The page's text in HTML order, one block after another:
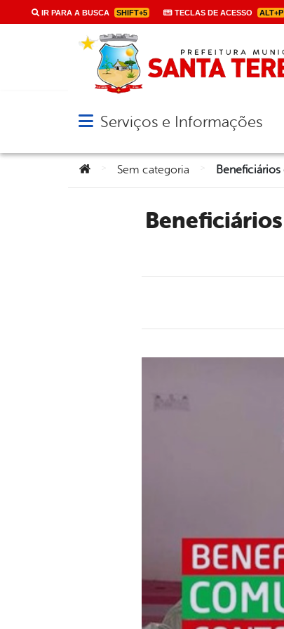
IR PARA A BUSCA SHIFT+5 TECLAS DE ACESSO ALT+P
Abrir menu principal de navegação
Serviços e Informações
Você está aqui:Sem categoria
Beneficiários da Cozinha Comunitária são contemplados com